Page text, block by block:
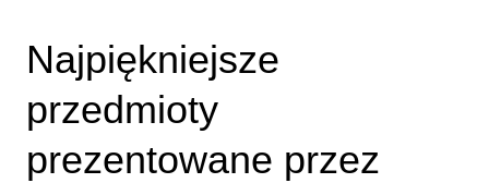
Najpiękniejsze
przedmioty
prezentowane przez